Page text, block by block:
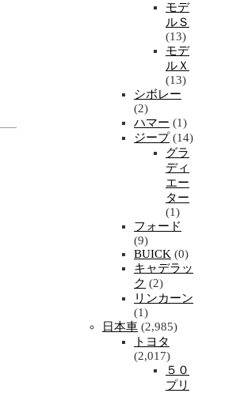
モデ
ルＳ
(13)
モデ
ルＸ
(13)
シボレー
(2)
ハマー (1)
ジープ(14)
グラ
ディ
エー
ター
(1)
フォード
(9)
BUICK (0)
キャデラッ
ク (2)
リンカーン
(1)
日本車 (2,985)
トヨタ
(2,017)
５０
プリ